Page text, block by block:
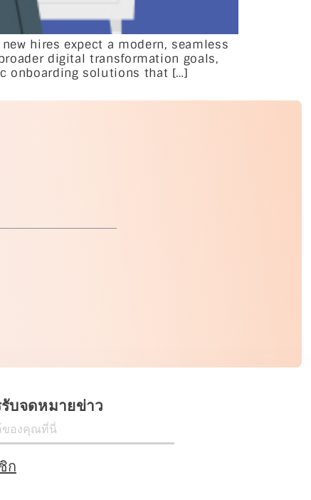
hires expect a modern, seamless
digital transformation goals,
onboarding solutions that […]
บจดหมายข่าว
ก